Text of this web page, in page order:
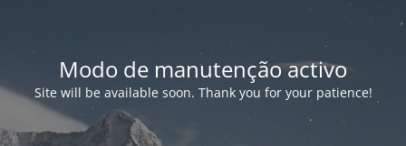
Modo de manutenção activo
Site will be available soon. Thank you for your patience!